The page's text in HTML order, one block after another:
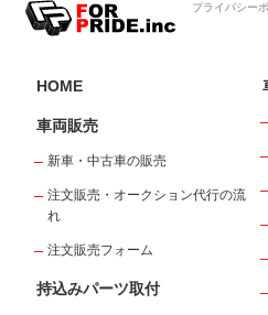
プライバシー
HOME
車両販売
新車・中古車の販売
注文販売・オークション代行の流
れ
注文販売フォーム
持込みパーツ取付